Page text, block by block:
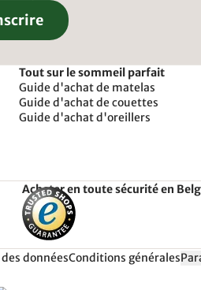
Tout sur le sommeil parfait
Guide d'achat de matelas
Guide d'achat de couettes
Guide d'achat d'oreillers
Acheter en toute sécurité en
donnéesConditions générales